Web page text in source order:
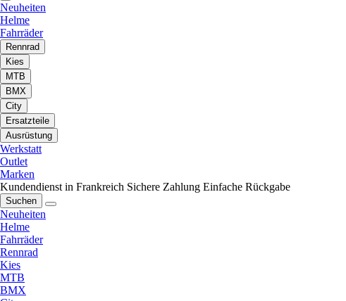
Neuheiten
Helme
Fahrräder
Rennrad
Kies
MTB
BMX
City
Ersatzteile
Ausrüstung
Werkstatt
Outlet
Marken
Kundendienst in Frankreich Sichere Zahlung Einfache Rückgabe
Suchen
Neuheiten
Helme
Fahrräder
Rennrad
Kies
MTB
BMX